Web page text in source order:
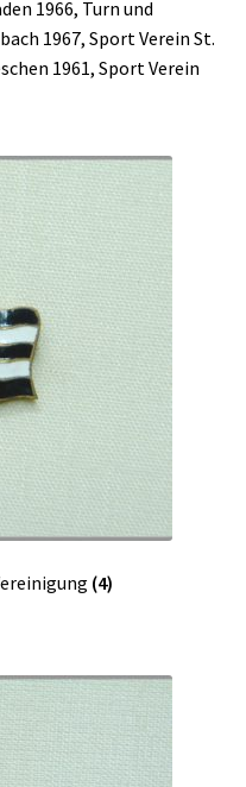
1966, Turn und
1967, Sport Verein St.
1961, Sport Verein
(4)